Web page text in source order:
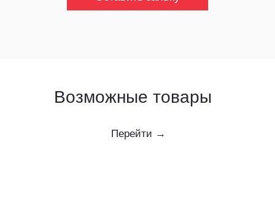
Возможные товары
Перейти →